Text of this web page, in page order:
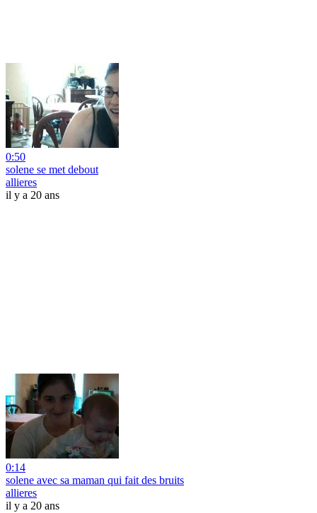
0:50
solene se met debout
allieres
il y a 20 ans
0:14
solene avec sa maman qui fait des bruits
allieres
il y a 20 ans